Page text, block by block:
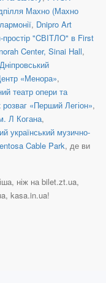
Махно (Махно
, Dnipro Art
простір "CВІТЛО" в First
Center, Sinai Hall,
Дніпровський
«Менора»,
театр опери та
розваг «Перший Легіон»,
Л Когана,
український музично-
Cable Park, де ви
ніж на bilet.zt.ua,
kasa.in.ua!